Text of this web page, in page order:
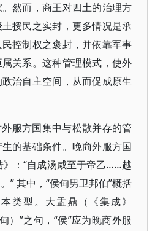
然而，商王对四土的治理方
授民之实封，更多情况是承
控制权之褒封，并依靠军事
关系。这种管理模式，使外
治自主空间，从而促成原生
服方国集中与松散并存的管
的基础条件。晚商外服方国
》：“自成汤咸至于帝乙……越
” 其中，“侯甸男卫邦伯”概括
类型。大盂鼎（《集成》
）”之句，“侯”应为晚商外服